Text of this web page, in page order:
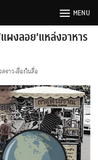
MENU
ผงลอย’แหล่งอาหาร
ราว-เรื่องในสื่อ